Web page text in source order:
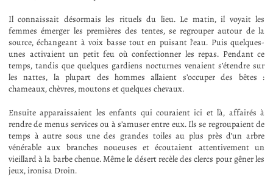
Il connaissait désormais les rituels du lieu. Le matin, il voyait les
femmes émerger les premières des tentes, se regrouper autour de la
source, échangeant à voix basse tout en puisant l’eau. Puis quelques-
unes activaient un petit feu où confectionner les repas. Pendant ce
temps, tandis que quelques gardiens nocturnes venaient s’étendre sur
les nattes, la plupart des hommes allaient s’occuper des bêtes :
chameaux, chèvres, moutons et quelques chevaux.
Ensuite apparaissaient les enfants qui couraient ici et là, affairés à
rendre de menus services ou à s’amuser entre eux. Ils se regroupaient de
temps à autre sous une des grandes toiles au plus près d’un arbre
vénérable aux branches noueuses et écoutaient attentivement un
vieillard à la barbe chenue. Même le désert recèle des clercs pour gêner les
jeux, ironisa Droin.